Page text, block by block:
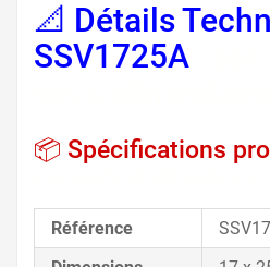
📐 Détails
SSV1725A
📦 Spécifications
Référence